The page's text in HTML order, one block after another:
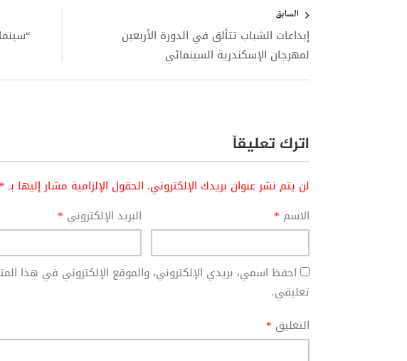
المقالات
السابق
إبداعات الشباب تتألق في الدورة الأربعين
لمهرجان الإسكندرية السينمائي
اترك تعليقاً
لن يتم نشر عنوان بريدك الإلكتروني. الحقول الإلزامية مشار إليها بـ*
الاسم * البريد الإلكتروني *
احفظ اسمي، بريدي الإلكتروني، والموقع الإلكتروني في هذا
تعليقي.
التعليق *